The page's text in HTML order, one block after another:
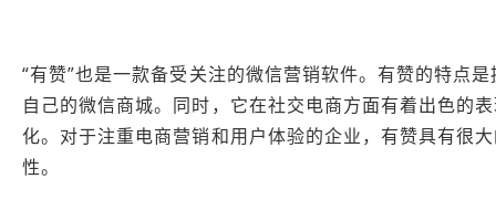
“有赞”也是一款备受关注的微信营销软件。有赞的特点
自己的微信商城。同时，它在社交电商方面有着出色的
化。对于注重电商营销和用户体验的企业，有赞具有很
性。